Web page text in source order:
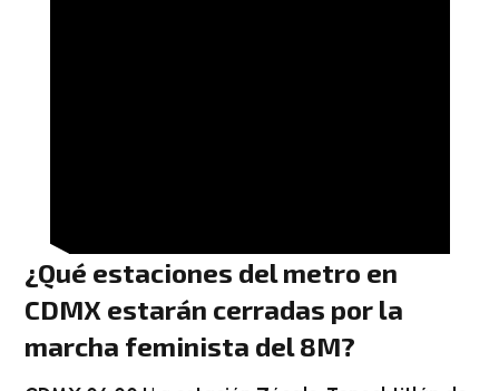
¿Qué estaciones del metro en
CDMX estarán cerradas por la
marcha feminista del 8M?